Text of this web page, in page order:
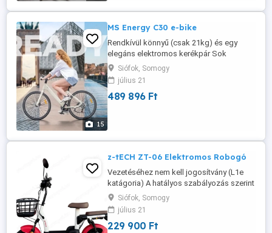
...
15
MS Energy C30 e-bike
Rendkívül könnyű (csak 21kg) és egy
elegáns elektromos kerékpár Sok
gondtalan és kényelmes kilométer
megtételére tervezték A C40 egy könnyű
elektromos kerékpár, amelyet olyan
versenyzők számára terveztek, akik
Siófok, Somogy
július 21
489 896 Ft
z-tECH ZT-06 Elektromos Robogó
Vezetéséhez nem kell jogosítvány (L1e
katágoria) A hatályos szabályozás szerint
(168 2013) maximum 25 km h sebességig
és legfeljebb 4000W teljesítményig nem
kell vezetői engedély. Biztosítás és
védősisak kötelező! Kategóriát igazoló
Siófok, Somogy
július 21
229 900 Ft